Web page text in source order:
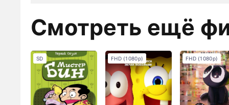
Смотреть ещё
SD FHD (1080p) FHD (1080p)